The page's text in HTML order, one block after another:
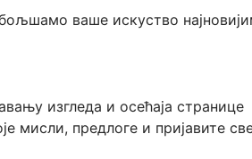
ваше искуство
изгледа и осећаја странице
мисли, предлоге и пријавите